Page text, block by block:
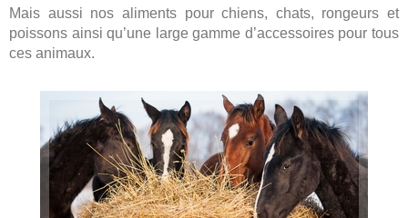
Mais aussi nos aliments pour chiens, chats, rongeurs et
poissons ainsi qu’une large gamme d’accessoires pour tous
ces animaux.